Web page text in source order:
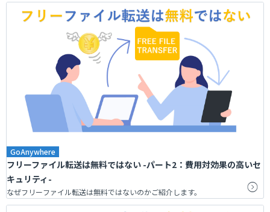
GoAnywhere
フリーファイル転送は無料ではない -パート2：費用対効果の高いセ
キュリティ-
なぜフリーファイル転送は無料ではないのかご紹介します。